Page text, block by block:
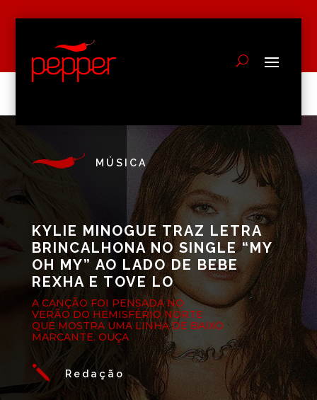
MÚSICA
KYLIE MINOGUE TRAZ LETRA
BRINCALHONA NO SINGLE “MY
OH MY” AO LADO DE BEBE
REXHA E TOVE LO
A CANÇÃO FOI PENSADA NO
VERÃO DO HEMISFÉRIO NORTE
QUE MOSTRA UMA LINHA DE BAIXO
MARCANTE. OUÇA
j Redação